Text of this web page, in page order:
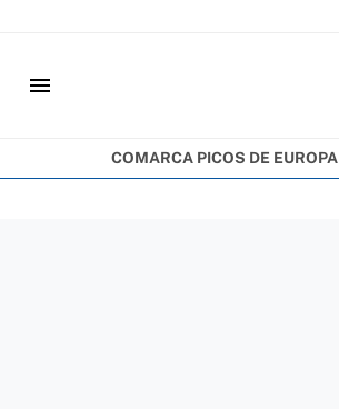
menu
COMARCA PICOS DE EUROPA